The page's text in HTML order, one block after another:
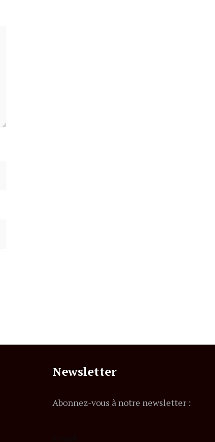
Newsletter
Abonnez-vous à notre newsletter :